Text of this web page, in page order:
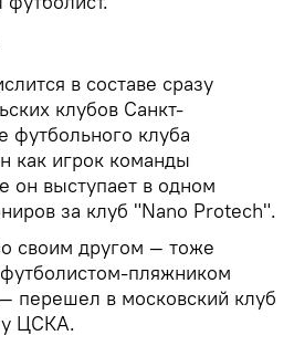
в составе сразу
клубов Санкт-
футбольного клуба
как игрок команды
он выступает в одном
за клуб "Nano Protech".
своим другом — тоже
пляжником
перешел в московский клуб
ЦСКА.